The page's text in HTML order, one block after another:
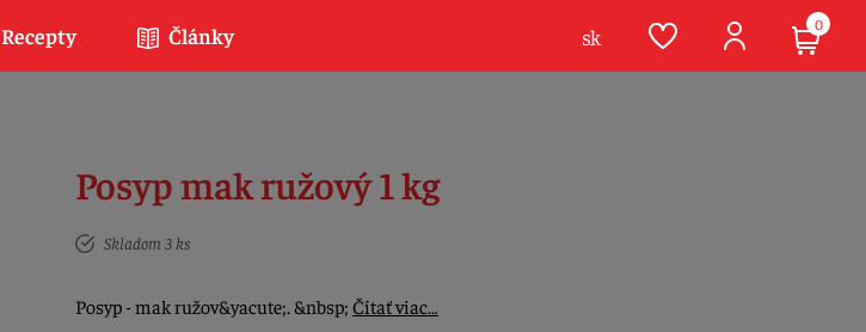
Posyp mak ružový 1 kg
Skladom 3 ks
Posyp - mak ružov&yacute;. &nbsp; Čítať viac…
Recepty Články sk 0